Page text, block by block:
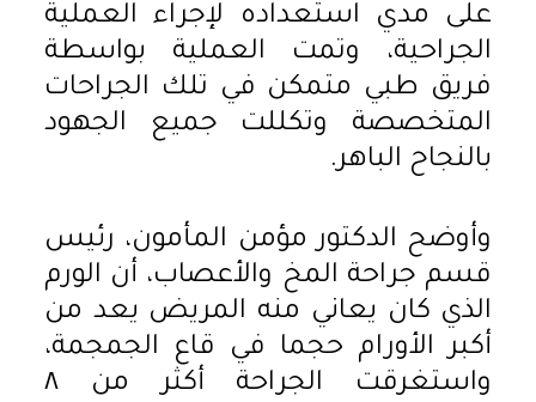
على مدي استعداده لإجراء العملية
الجراحية، وتمت العملية بواسطة
فريق طبي متمكن في تلك الجراحات
المتخصصة وتكللت جميع الجهود
بالنجاح الباهر.
وأوضح الدكتور مؤمن المأمون، رئيس
قسم جراحة المخ والأعصاب، أن الورم
الذي كان يعاني منه المريض يعد من
أكبر الأورام حجما في قاع الجمجمة،
واستغرقت الجراحة أكثر من ٨